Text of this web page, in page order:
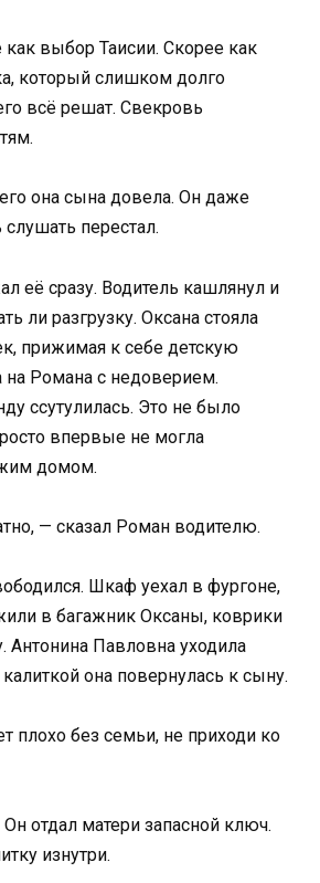
как выбор Таисии. Скорее как
который слишком долго
всё решат. Свекровь
она сына довела. Он даже
перестал.
её сразу. Водитель кашлянул и
ли разгрузку. Оксана стояла
прижимая к себе детскую
на Романа с недоверием.
ссутулилась. Это не было
впервые не могла
домом.
— сказал Роман водителю.
Шкаф уехал в фургоне,
в багажник Оксаны, коврики
Антонина Павловна уходила
она повернулась к сыну.
плохо без семьи, не приходи ко
отдал матери запасной ключ.
изнутри.